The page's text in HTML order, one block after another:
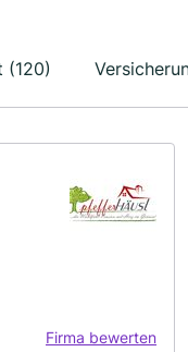
(120)
Firma bewerten